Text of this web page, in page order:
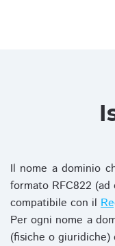
Il nome a dominio
formato RFC822
compatibile con il
Per ogni nome a
(fisiche o